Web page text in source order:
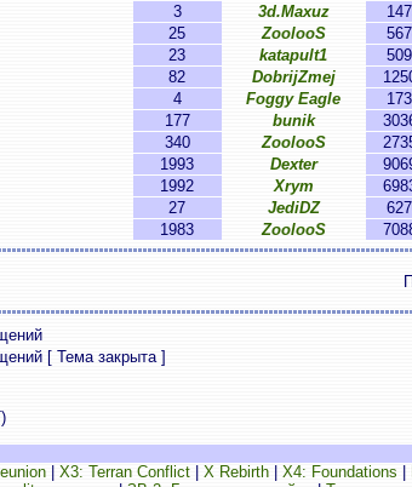
3 3d.Maxuz
25 ZoolooS
23 katapult1
82 DobrijZmej
4 Foggy Eagle
177 bunik
340 ZoolooS
1993 Dexter
1992 Xrym
27 JediDZ
1983 ZoolooS
[ Тема закрыта ]
| X3: Terran Conflict| X Rebirth| X4: Foundations